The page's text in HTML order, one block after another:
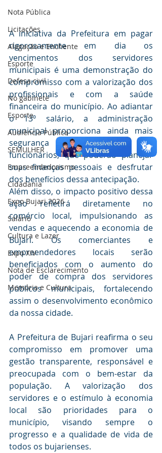
Nota Pública
Licitações
Alagação e Enchente
Esporte
Defesa civil
No gabinete
Esporte
Audiência Pública
SEMULHER
Empreendedorismo
Cidadania
Expo Bujari 2026
Salário
Cultura e Lazer
Expo XIV
Nota de Esclarecimento
Memória e Cultura
A iniciativa da Prefeitura em pagar
rigorosamente em dia os
vencimentos dos servidores
municipais é uma demonstração do
compromisso com a valorização dos
profissionais e com a saúde
financeira do município. Ao adiantar
o 13º salário, a administração
municipal proporciona ainda mais
segurança e tranquilidade aos
funcionários, que poderão planejar
suas finanças pessoais e desfrutar
dos benefícios dessa antecipação.
Além disso, o impacto positivo dessa
ação refletirá diretamente no
comércio local, impulsionando as
vendas e aquecendo a economia de
Bujari. Os comerciantes e
empreendedores locais serão
beneficiados com o aumento do
poder de compra dos servidores
públicos municipais, fortalecendo
assim o desenvolvimento econômico
da nossa cidade.
A Prefeitura de Bujari reafirma o seu
compromisso em promover uma
gestão transparente, responsável e
preocupada com o bem-estar da
população. A valorização dos
servidores e o estímulo à economia
local são prioridades para o
município, visando sempre o
progresso e a qualidade de vida de
todos os bujarienses.